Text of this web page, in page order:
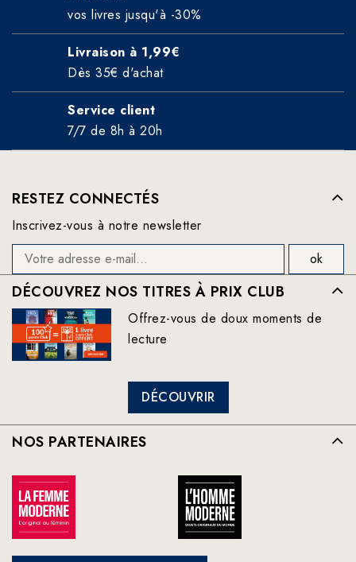
vos livres jusqu'à -30%
Livraison à 1,99€
Dès 35€ d'achat
Service client
7/7 de 8h à 20h
RESTEZ CONNECTÉS
Inscrivez-vous à notre newsletter
DÉCOUVREZ NOS TITRES À PRIX CLUB
Offrez-vous de doux moments de
lecture
DÉCOUVRIR
NOS PARTENAIRES